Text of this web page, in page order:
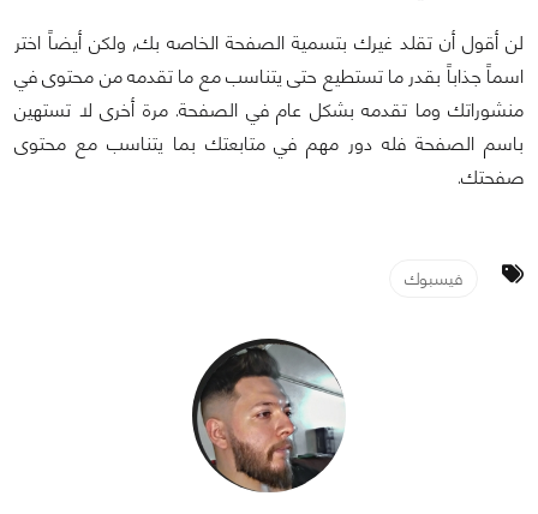
لن أقول أن تقلد غيرك بتسمية الصفحة الخاصه بك, ولكن أيضاً اختر
اسماً جذاباً بقدر ما تستطيع حتى يتناسب مع ما تقدمه من محتوى في
منشوراتك وما تقدمه بشكل عام في الصفحة. مرة أخرى لا تستهين
باسم الصفحة فله دور مهم في متابعتك بما يتناسب مع محتوى
صفحتك.
فيسبوك